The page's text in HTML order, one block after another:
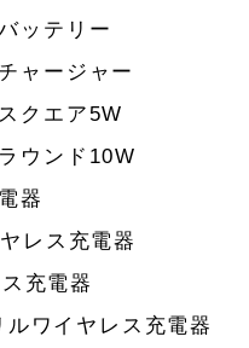
ッテリー
ャージャー
クエア5W
ウンド10W
器
レス充電器
充電器
ワイヤレス充電器